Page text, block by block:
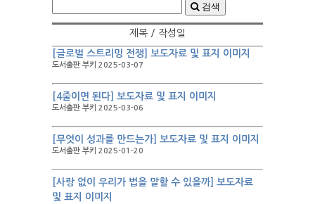
검색
제목 / 작성일
[글로벌 스트리밍 전쟁] 보도자료 및 표지 이미지
도서출판 부키 2025-03-07
[4줄이면 된다] 보도자료 및 표지 이미지
도서출판 부키 2025-03-06
[무엇이 성과를 만드는가] 보도자료 및 표지 이미지
도서출판 부키 2025-01-20
[사랑 없이 우리가 법을 말할 수 있을까] 보도자료
및 표지 이미지